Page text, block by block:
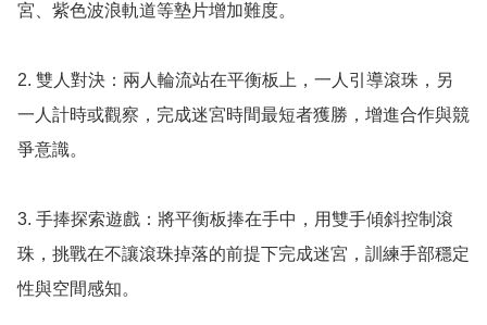
宮、紫色波浪軌道等墊片增加難度。
2. 雙人對決：兩人輪流站在平衡板上，一人引導滾珠，另
一人計時或觀察，完成迷宮時間最短者獲勝，增進合作與競
爭意識。
3. 手捧探索遊戲：將平衡板捧在手中，用雙手傾斜控制滾
珠，挑戰在不讓滾珠掉落的前提下完成迷宮，訓練手部穩定
性與空間感知。